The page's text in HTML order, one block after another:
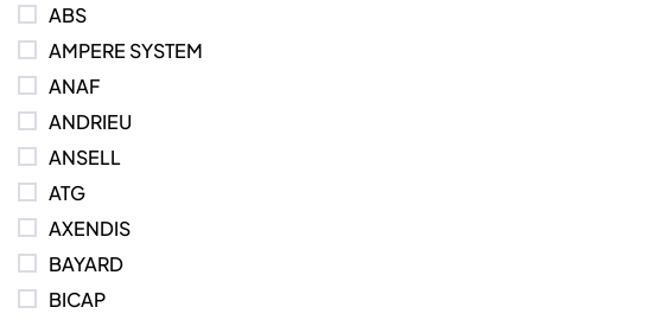
ABS
AMPERE SYSTEM
ANAF
ANDRIEU
ANSELL
ATG
AXENDIS
BAYARD
BICAP